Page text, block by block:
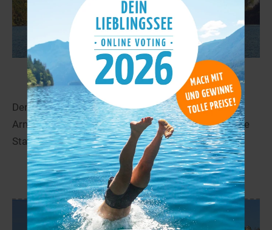
Hengsteysee 36,3 km
Der Hengsteysee befindet sich in Hagen im Bezirk
Arnsberg in Nordrhein-Westfalen. Der 4,20 km lange
Stausee wurde im Jahre 1929 fertiggestellt.
mehr